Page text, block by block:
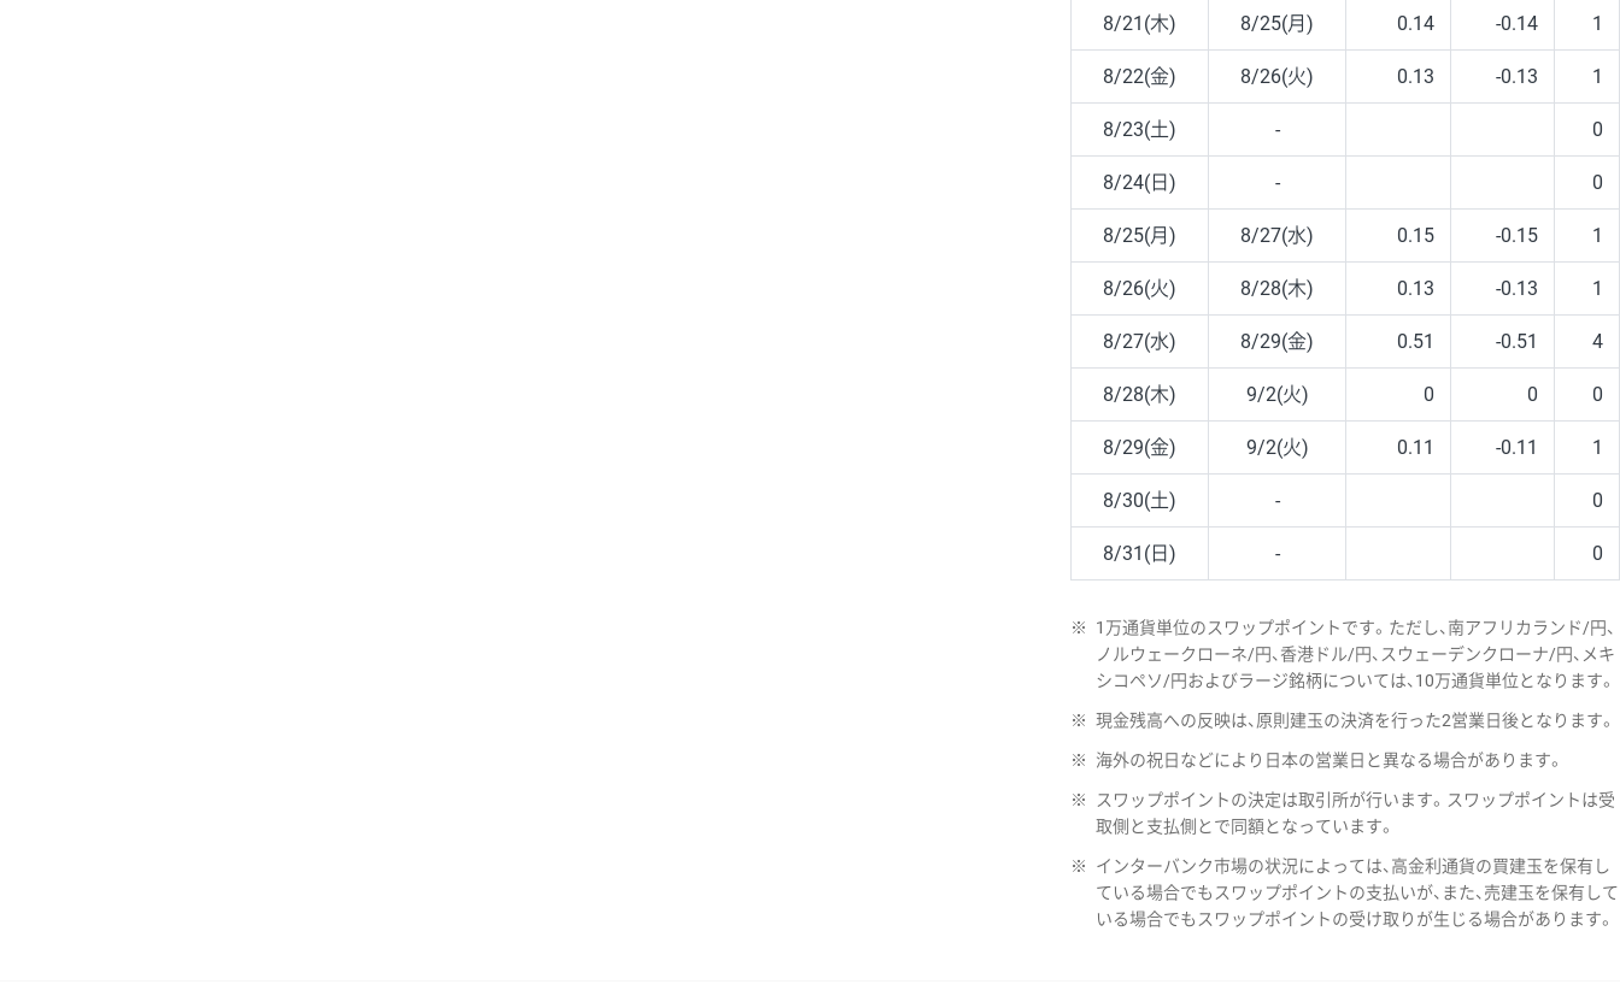
8/21(木) 8/25(月) 0.14 -0.14 1
8/22(金) 8/26(火) 0.13 -0.13 1
8/23(土) - 0
8/24(日) - 0
8/25(月) 8/27(水) 0.15 -0.15 1
8/26(火) 8/28(木) 0.13 -0.13 1
8/27(水) 8/29(金) 0.51 -0.51 4
8/28(木) 9/2(火) 0 0 0
8/29(金) 9/2(火) 0.11 -0.11 1
8/30(土) - 0
8/31(日) - 0
※
1万通貨単位のスワップポイントです。ただし、南アフリカランド/円、
ノルウェークローネ/円、香港ドル/円、スウェーデンクローナ/円、メキ
シコペソ/円およびラージ銘柄については、10万通貨単位となります。
※ 現金残高への反映は、原則建玉の決済を行った2営業日後となります。
※ 海外の祝日などにより日本の営業日と異なる場合があります。
※
スワップポイントの決定は取引所が行います。スワップポイントは受
取側と支払側とで同額となっています。
※
インターバンク市場の状況によっては、高金利通貨の買建玉を保有し
ている場合でもスワップポイントの支払いが、また、売建玉を保有して
いる場合でもスワップポイントの受け取りが生じる場合があります。